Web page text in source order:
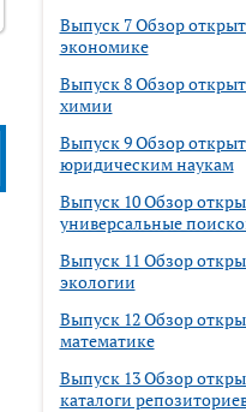
Выпуск 7 Обзор
экономике
Выпуск 8 Обзор
химии
Выпуск 9 Обзор
юридическим наукам
Выпуск 10 Обзор
универсальные
Выпуск 11 Обзор
экологии
Выпуск 12 Обзор
математике
Выпуск 13 Обзор
каталоги